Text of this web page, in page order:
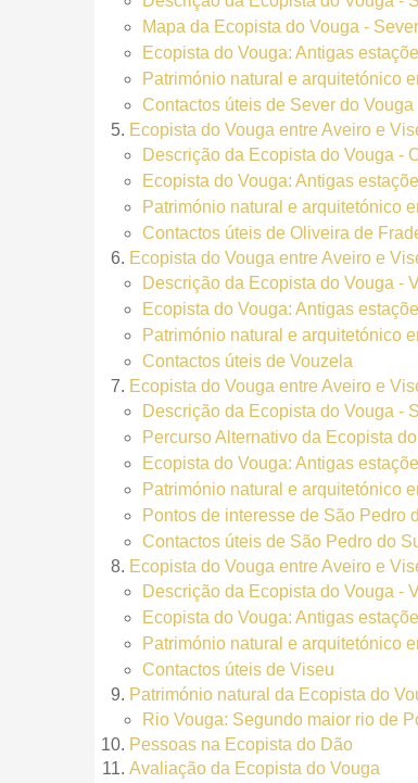
Mapa da Ecopista do Vouga -
Ecopista do Vouga: Antigas
Património natural e arquitetónico
Contactos úteis de Sever do Vouga
Ecopista do Vouga entre Aveiro e
Descrição da Ecopista do Vouga -
Ecopista do Vouga: Antigas
Património natural e arquitetónico
Contactos úteis de Oliveira de
Ecopista do Vouga entre Aveiro e
Descrição da Ecopista do Vouga -
Ecopista do Vouga: Antigas
Património natural e arquitetónico
Contactos úteis de Vouzela
Ecopista do Vouga entre Aveiro e
Descrição da Ecopista do Vouga -
Percurso Alternativo da Ecopista
Ecopista do Vouga: Antigas
Património natural e arquitetónico
Pontos de interesse de São Pedro
Contactos úteis de São Pedro do
Ecopista do Vouga entre Aveiro e
Descrição da Ecopista do Vouga -
Ecopista do Vouga: Antigas
Património natural e arquitetónico
Contactos úteis de Viseu
Património natural da Ecopista do
Rio Vouga: Segundo maior rio de
Pessoas na Ecopista do Dão
Avaliação da Ecopista do Vouga